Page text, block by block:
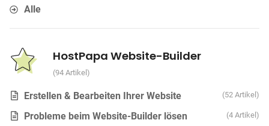
Alle
HostPapa Website-Builder
94 Artikel
Erstellen & Bearbeiten Ihrer Website 52 Artikel
Probleme beim Website-Builder lösen 4 Artikel